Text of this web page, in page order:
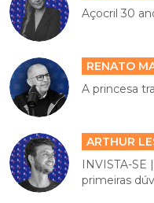
Açocril 30
RENATO
A princesa
ARTHUR
INVISTA-SE
primeiras